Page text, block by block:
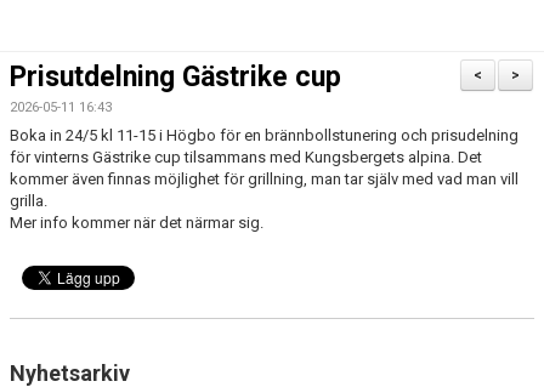
TRÄNING
TÄVLING
LÄGER
KLUBBKLÄDER & UTRUSTNING
KONTAKT
WEBBSHOP
>
<
Prisutdelning Gästrike cup
2026-05-11 16:43
Boka in 24/5 kl 11-15 i Högbo för en brännbollstunering och prisudelning
för vinterns Gästrike cup tilsammans med Kungsbergets alpina. Det
kommer även finnas möjlighet för grillning, man tar själv med vad man vill
grilla.
Mer info kommer när det närmar sig.
Nyhetsarkiv